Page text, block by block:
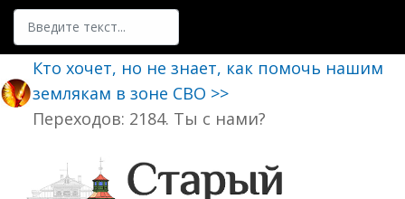
Поиск
Кто хочет, но не знает, как помочь нашим
землякам в зоне СВО >>
Переходов: 2184. Ты с нами?